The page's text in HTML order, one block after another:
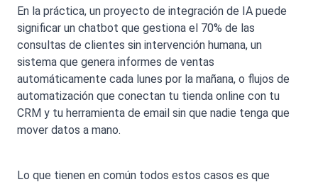
En la práctica, un proyecto de integración de IA puede
significar un chatbot que gestiona el 70% de las
consultas de clientes sin intervención humana, un
sistema que genera informes de ventas
automáticamente cada lunes por la mañana, o flujos de
automatización que conectan tu tienda online con tu
CRM y tu herramienta de email sin que nadie tenga que
mover datos a mano.
Lo que tienen en común todos estos casos es que